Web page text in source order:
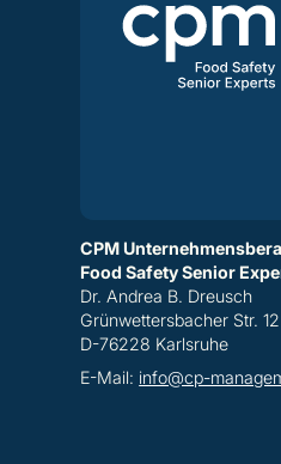
CPM
Food Safety Senior
Dr. Andrea B. Dreusch
Grünwettersbacher Str. 12
D-76228 Karlsruhe
E-Mail: info@cp-